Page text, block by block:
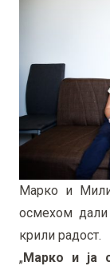
Марко и
осмехом
крили радост.
„Марко и ја